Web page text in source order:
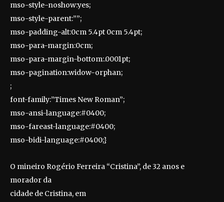
mso-style-noshow:yes;
mso-style-parent:””;
mso-padding-alt:0cm 5.4pt 0cm 5.4pt;
mso-para-margin:0cm;
mso-para-margin-bottom:.0001pt;
mso-pagination:widow-orphan;
;
font-family:”Times New Roman”;
mso-ansi-language:#0400;
mso-fareast-language:#0400;
mso-bidi-language:#0400;}
O mineiro Rogério Ferreira “Cristina”, de 32 anos e
morador da
cidade de Cristina, em